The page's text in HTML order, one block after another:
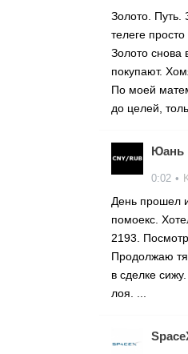
Золото. Путь.
телеге
Золото снова
покупают.
По моей
до целей,
Юань
0:02 •
День прошел
помоекс.
2193.
Продолжаю
в сделке
лоя. ...